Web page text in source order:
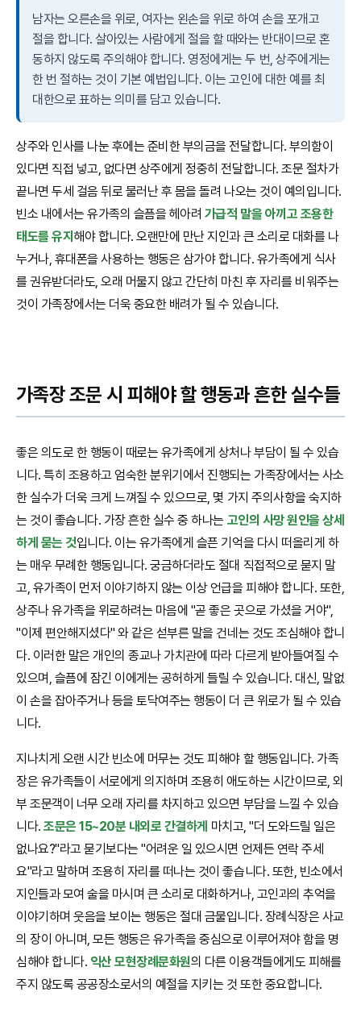
남자는 오른손을 위로, 여자는 왼손을 위로 하여 손을 포개고
절을 합니다. 살아있는 사람에게 절을 할 때와는 반대이므로 혼
동하지 않도록 주의해야 합니다. 영정에게는 두 번, 상주에게는
한 번 절하는 것이 기본 예법입니다. 이는 고인에 대한 예를 최
대한으로 표하는 의미를 담고 있습니다.
상주와 인사를 나눈 후에는 준비한 부의금을 전달합니다. 부의함이
있다면 직접 넣고, 없다면 상주에게 정중히 전달합니다. 조문 절차가
끝나면 두세 걸음 뒤로 물러난 후 몸을 돌려 나오는 것이 예의입니다.
빈소 내에서는 유가족의 슬픔을 헤아려 가급적 말을 아끼고 조용한
태도를 유지 해야 합니다. 오랜만에 만난 지인과 큰 소리로 대화를 나
누거나, 휴대폰을 사용하는 행동은 삼가야 합니다. 유가족에게 식사
를 권유받더라도, 오래 머물지 않고 간단히 마친 후 자리를 비워주는
것이 가족장에서는 더욱 중요한 배려가 될 수 있습니다.
가족장 조문 시 피해야 할 행동과 흔한 실수들
좋은 의도로 한 행동이 때로는 유가족에게 상처나 부담이 될 수 있습
니다. 특히 조용하고 엄숙한 분위기에서 진행되는 가족장에서는 사소
한 실수가 더욱 크게 느껴질 수 있으므로, 몇 가지 주의사항을 숙지하
는 것이 좋습니다. 가장 흔한 실수 중 하나는 고인의 사망 원인을 상세
하게 묻는 것입니다. 이는 유가족에게 슬픈 기억을 다시 떠올리게 하
는 매우 무례한 행동입니다. 궁금하더라도 절대 직접적으로 묻지 말
고, 유가족이 먼저 이야기하지 않는 이상 언급을 피해야 합니다. 또한,
상주나 유가족을 위로하려는 마음에 "곧 좋은 곳으로 가셨을 거야",
"이제 편안해지셨다" 와 같은 섣부른 말을 건네는 것도 조심해야 합니
다. 이러한 말은 개인의 종교나 가치관에 따라 다르게 받아들여질 수
있으며, 슬픔에 잠긴 이에게는 공허하게 들릴 수 있습니다. 대신, 말없
이 손을 잡아주거나 등을 토닥여주는 행동이 더 큰 위로가 될 수 있습
니다.
지나치게 오랜 시간 빈소에 머무는 것도 피해야 할 행동입니다. 가족
장은 유가족들이 서로에게 의지하며 조용히 애도하는 시간이므로, 외
부 조문객이 너무 오래 자리를 차지하고 있으면 부담을 느낄 수 있습
니다.조문은 15~20분 내외로 간결하게 마치고, "더 도와드릴 일은
없나요?"라고 묻기보다는 "어려운 일 있으시면 언제든 연락 주세
요"라고 말하며 조용히 자리를 떠나는 것이 좋습니다. 또한, 빈소에서
지인들과 모여 술을 마시며 큰 소리로 대화하거나, 고인과의 추억을
이야기하며 웃음을 보이는 행동은 절대 금물입니다. 장례식장은 사교
의 장이 아니며, 모든 행동은 유가족을 중심으로 이루어져야 함을 명
심해야 합니다. 익산 모현장례문화원의 다른 이용객들에게도 피해를
주지 않도록 공공장소로서의 예절을 지키는 것 또한 중요합니다.